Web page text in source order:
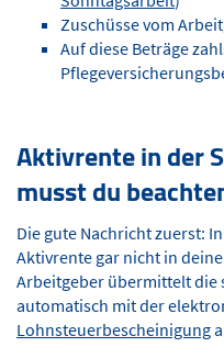
Zuschüsse vom
Auf diese Beträge
Aktivrente in der
musst du
Die gute Nachricht zuerst:
Aktivrente gar nicht in
Arbeitgeber übermittelt
automatisch mit der
Lohnsteuerbescheinigung